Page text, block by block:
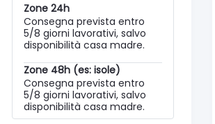
Zone 24h
Consegna prevista entro
5/8 giorni lavorativi, salvo
disponibilità casa madre.
Zone 48h (es: isole)
Consegna prevista entro
5/8 giorni lavorativi, salvo
disponibilità casa madre.